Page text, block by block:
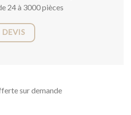
24 à 3000 pièces
DEVIS
sur demande